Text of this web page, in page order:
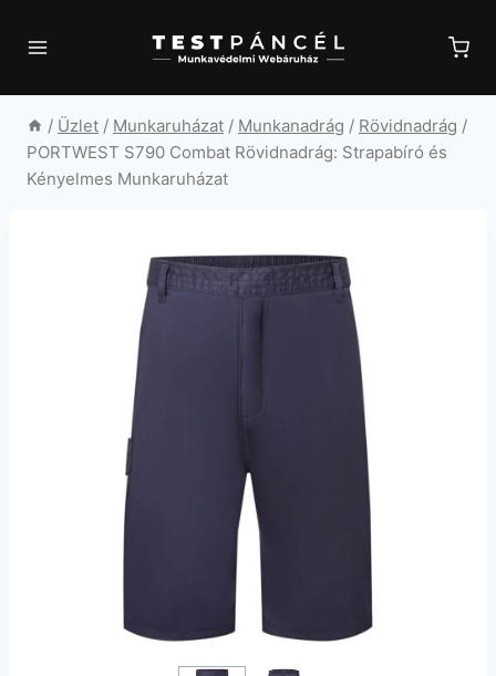
/ Üzlet / Munkaruházat / Munkanadrág / Rövidnadrág /
PORTWEST S790 Combat Rövidnadrág: Strapabíró és
Kényelmes Munkaruházat